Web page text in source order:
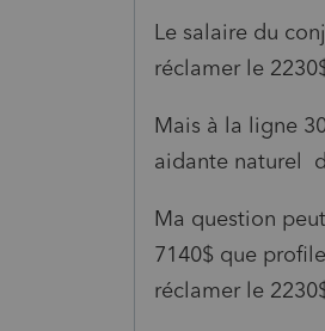
Le salaire du
réclamer le
Mais à la ligne
aidante naturel
Ma question
7140$ que
réclamer le